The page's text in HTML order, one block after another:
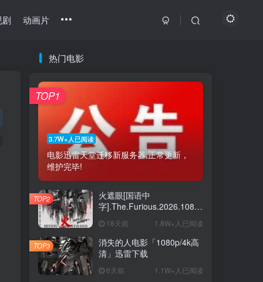
剧 动画片
热门电影
3.7W+人已阅读
电影迅雷天堂迁移新服务器,正常更新，
维护完毕!
TOP1
火遮眼[国语中
字].The.Furious.2026.1080p+2160p
18天前 1.8W+人已阅读
TOP2
消失的人电影「1080p/4k高
清」迅雷下载
6天前 1.1W+人已阅读
TOP3
最新电影
最近更新
最新绝密任务 1080p/4k高清下载
怒杀电影「1080p-4k高清」下载
坠落也无妨电影夸克下载
4 猛尸一家亲「1080p高清」下载
5 《瑞奇·热维斯之街猫一族》百度云网盘夸克下载
6 《恋爱开运点》百度云网盘夸克下载.阿里云盘
热门电影